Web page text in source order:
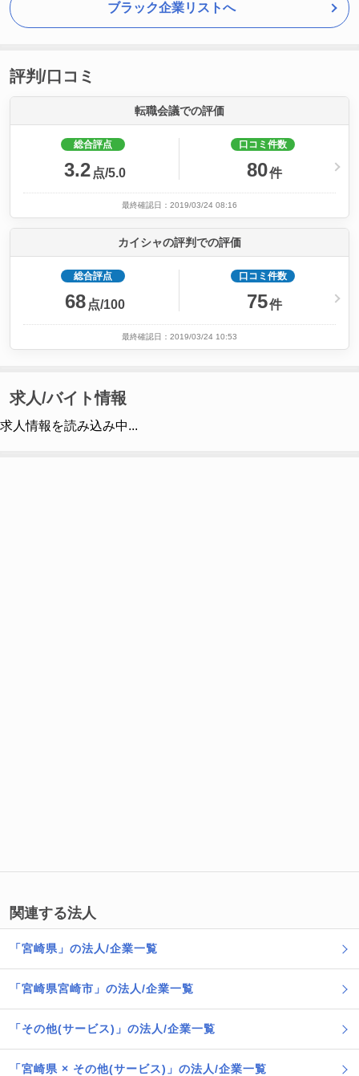
ブラック企業リストへ
評判/口コミ
転職会議での評価
総合評点
3.2 点/5.0
口コミ件数
80件
最終確認日：2019/03/24 08:16
カイシャの評判での評価
総合評点
68 点/100
口コミ件数
75件
最終確認日：2019/03/24 10:53
求人/バイト情報
求人情報を読み込み中...
関連する法人
「宮崎県」の法人/企業一覧
「宮崎県宮崎市」の法人/企業一覧
「その他(サービス)」の法人/企業一覧
「宮崎県 × その他(サービス)」の法人/企業一覧